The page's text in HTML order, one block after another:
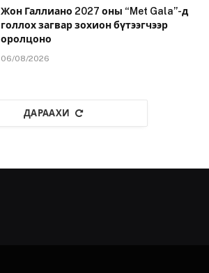
Жон Галлиано 2027 оны “Met Gala”-д
голлох загвар зохион бүтээгчээр
оролцоно
06/08/2026
ДАРААХИ